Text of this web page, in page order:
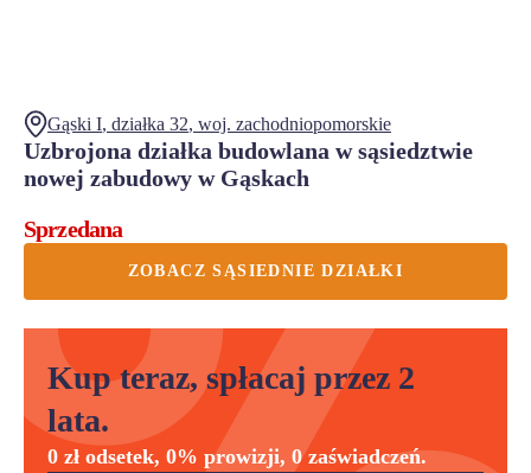
Gąski I, działka 32, woj. zachodniopomorskie
Uzbrojona działka budowlana w sąsiedztwie
nowej zabudowy w Gąskach
Sprzedana
ZOBACZ SĄSIEDNIE DZIAŁKI
Kup teraz, spłacaj przez 2
lata.
0 zł odsetek, 0% prowizji, 0 zaświadczeń.